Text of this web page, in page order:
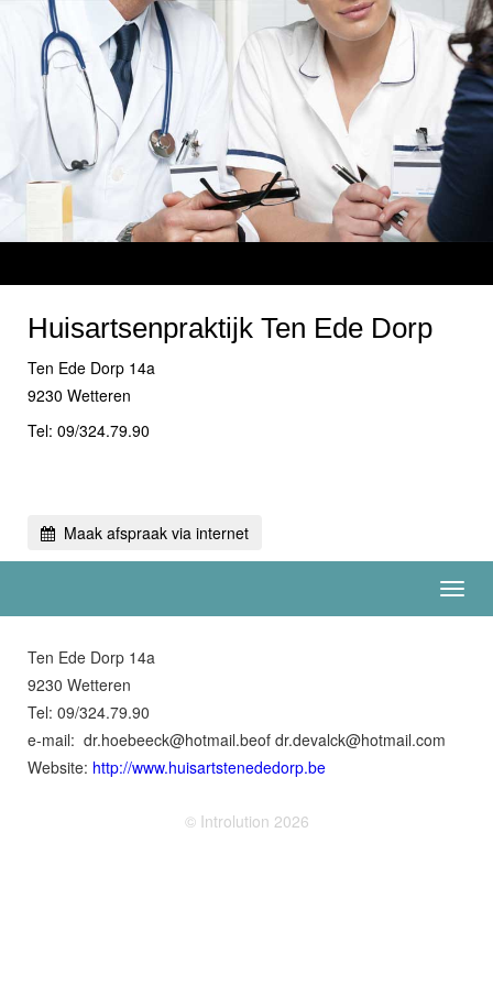
Huisartsenpraktijk Ten Ede Dorp
Ten Ede Dorp 14a
9230 Wetteren
Tel: 09/324.79.90
Maak afspraak via internet
Ten Ede Dorp 14a
9230 Wetteren
Tel: 09/324.79.90
e-mail: eb.liamtoh@kceebeoh.rdof moc.liamtoh@kclaved.rd
Website: http://www.huisartstenededorp.be
© Introlution 2026